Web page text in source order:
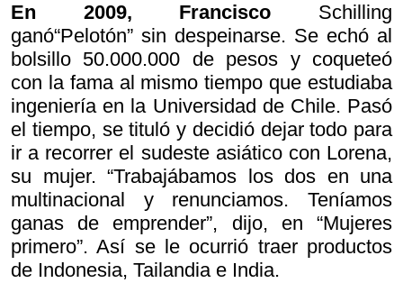
En 2009, Francisco Schilling
ganó“Pelotón” sin despeinarse. Se echó al
bolsillo 50.000.000 de pesos y coqueteó
con la fama al mismo tiempo que estudiaba
ingeniería en la Universidad de Chile. Pasó
el tiempo, se tituló y decidió dejar todo para
ir a recorrer el sudeste asiático con Lorena,
su mujer. “Trabajábamos los dos en una
multinacional y renunciamos. Teníamos
ganas de emprender”, dijo, en “Mujeres
primero”. Así se le ocurrió traer productos
de Indonesia, Tailandia e India.